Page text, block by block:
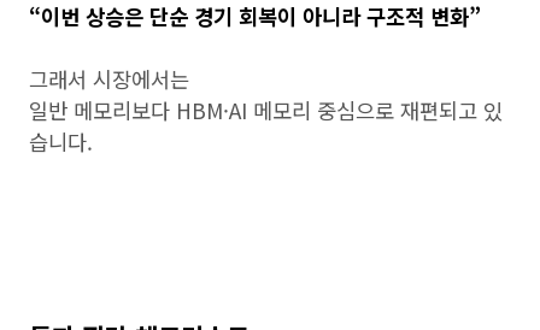
“이번 상승은 단순 경기 회복이 아니라 구조적 변화”
그래서 시장에서는
일반 메모리보다 HBM·AI 메모리 중심으로 재편되고 있
습니다.